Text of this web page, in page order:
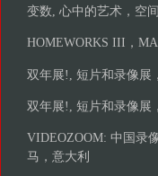
变数, 心中的艺术，空
HOMEWORKS III，
双年展!, 短片和录像展
双年展!, 短片和录像展
VIDEOZOOM: 中国录
马，意大利